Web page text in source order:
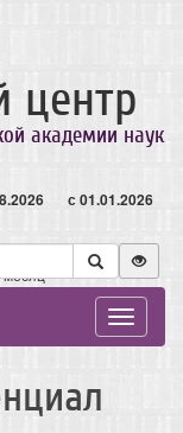
центр
академии наук
с 01.01.2026
месяц
Toggle